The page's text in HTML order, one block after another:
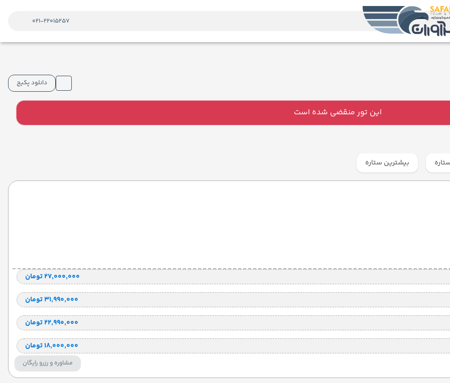
021-22015257
دانلود پکیج
این تور منقضی شده است
بیشترین ستاره
۲۷٬۰۰۰٬۰۰۰ تومان
۳۱٬۹۹۰٬۰۰۰ تومان
۲۲٬۹۹۰٬۰۰۰ تومان
۱۸٬۰۰۰٬۰۰۰ تومان
مشاوره و رزرو رایگان